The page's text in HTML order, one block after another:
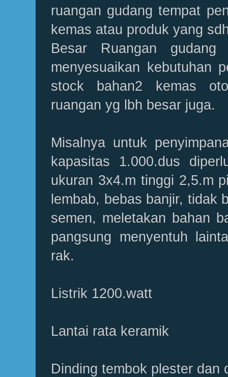
ruangan gudang tempat
kemas atau produk yang
Besar Ruangan
menyesuaikan kebutuhan
stock bahan2 kemas
ruangan yg lbh besar juga.
Misalnya untuk
kapasitas 1.000.dus
ukuran 3x4.m tinggi 2,5.m
lembab, bebas banjir, tidak
semen, meletakan bahan
pangsung menyentuh
rak.
Listrik 1200.watt
Lantai rata keramik
Dinding tembok plester dan